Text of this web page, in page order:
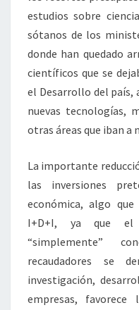
estudios sobre
sótanos de los
donde han quedado
científicos que se
el Desarrollo del país,
nuevas tecnologías,
otras áreas que iban a
La importante
las inversiones
económica, algo
I+D+I, ya que el
“simplemente”
recaudadores se
investigación,
empresas,